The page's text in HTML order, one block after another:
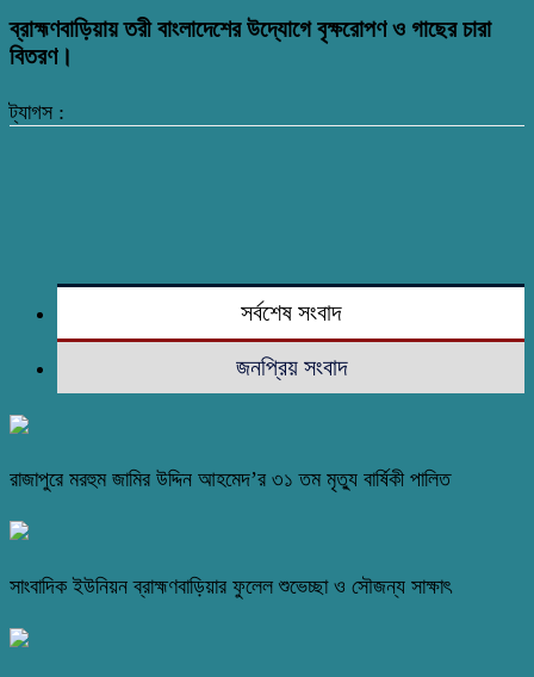
ব্রাহ্মণবাড়িয়ায় তরী বাংলাদেশের উদ্যোগে বৃক্ষরোপণ ও গাছের চারা
বিতরণ।
ট্যাগস :
সর্বশেষ সংবাদ
জনপ্রিয় সংবাদ
রাজাপুরে মরহুম জামির উদ্দিন আহমেদ’র ৩১ তম মৃত্যু বার্ষিকী পালিত
সাংবাদিক ইউনিয়ন ব্রাহ্মণবাড়িয়ার ফুলেল শুভেচ্ছা ও সৌজন্য সাক্ষাৎ